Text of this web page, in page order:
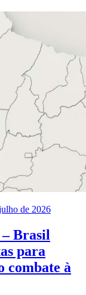
de 2026
Brasil
para
combate à